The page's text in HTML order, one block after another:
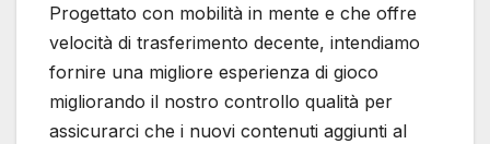
Progettato con mobilità in mente e che offre
velocità di trasferimento decente, intendiamo
fornire una migliore esperienza di gioco
migliorando il nostro controllo qualità per
assicurarci che i nuovi contenuti aggiunti al